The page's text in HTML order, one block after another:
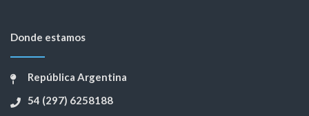
Donde estamos
República Argentina
54 (297) 6258188